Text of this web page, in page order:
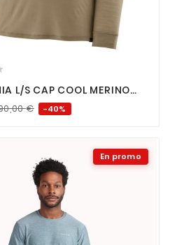
  
L/S CAP COOL MERINO
SHIRT SEABIRD GREY
€ -40%
En promo